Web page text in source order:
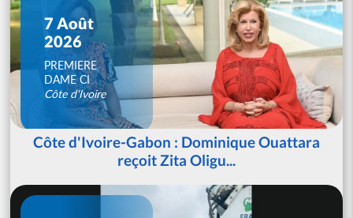
7 Août
2026
PREMIERE
DAME CI
Côte d'Ivoire
Côte d'Ivoire-Gabon : Dominique Ouattara
reçoit Zita Oligu...